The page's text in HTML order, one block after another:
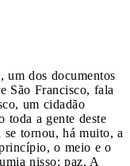
um dos documentos
São Francisco, fala
um cidadão
toda a gente deste
se tornou, há muito, a
o meio e o
nisso: paz. A